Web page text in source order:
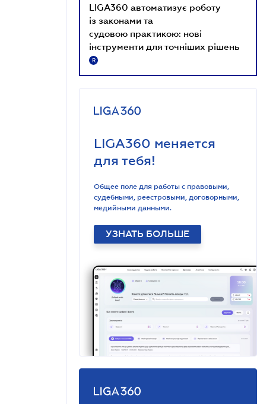
LIGA360 автоматизує роботу
із законами та
судовою практикою: нові
інструменти для точніших рішень
R
LIGA360 меняется
для тебя!
Общее поле для работы с правовыми,
судебными, реестровыми, договорными,
медийными данными.
УЗНАТЬ БОЛЬШЕ